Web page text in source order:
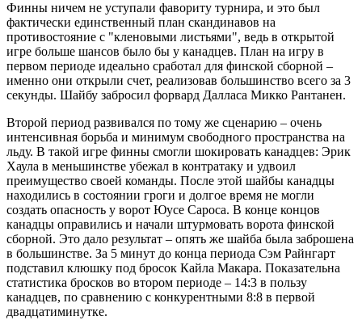
Финны ничем не уступали фавориту турнира, и это был
фактически единственный план скандинавов на
противостояние с "кленовыми листьями", ведь в открытой
игре больше шансов было бы у канадцев. План на игру в
первом периоде идеально сработал для финской сборной –
именно они открыли счет, реализовав большинство всего за 3
секунды. Шайбу забросил форвард Далласа Микко Рантанен.
Второй период развивался по тому же сценарию – очень
интенсивная борьба и минимум свободного пространства на
льду. В такой игре финны смогли шокировать канадцев: Эрик
Хаула в меньшинстве убежал в контратаку и удвоил
преимущество своей команды. После этой шайбы канадцы
находились в состоянии гроги и долгое время не могли
создать опасность у ворот Юусе Сароса. В конце концов
канадцы оправились и начали штурмовать ворота финской
сборной. Это дало результат – опять же шайба была заброшена
в большинстве. За 5 минут до конца периода Сэм Райнгарт
подставил клюшку под бросок Кайла Макара. Показательна
статистика бросков во втором периоде – 14:3 в пользу
канадцев, по сравнению с конкурентными 8:8 в первой
двадцатиминутке.